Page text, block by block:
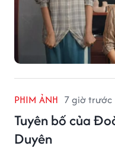
PHIM ẢNH 7 giờ trước
Tuyên bố của
Duyên